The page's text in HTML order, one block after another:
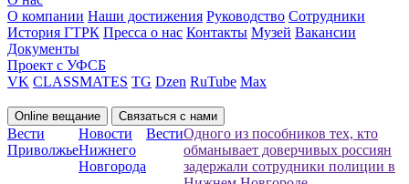
О компании Наши достижения Руководство Сотрудники
История ГТРК Пресса о нас Контакты Музей Вакансии
Документы
Проект с УФСБ
VK CLASSMATES TG Dzen RuTube Max
Online вещание Связаться с нами
Вести
Приволжье
Новости
Нижнего
Новгорода
ВестиОдного из пособников тех, кто
обманывает доверчивых россиян
задержали сотрудники полиции в